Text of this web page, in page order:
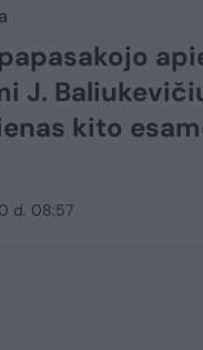
J.
kito
d. 08:57